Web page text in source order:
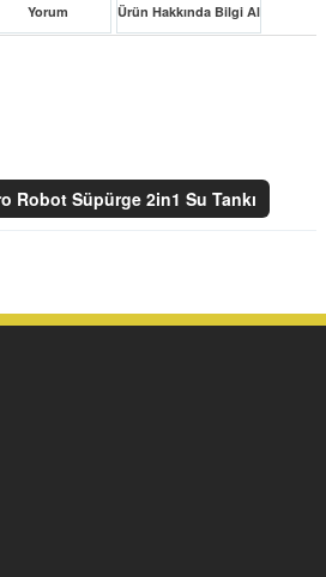
Yorum Ürün Hakkında Bilgi Al
Robot Süpürge 2in1 Su Tankı